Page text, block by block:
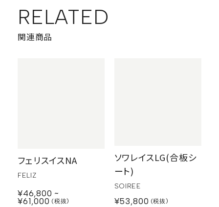
RELATED
関連商品
フェリスイスNA
FELIZ
¥46,800
¥61,000
ソワレイスLG(合板シ
ート)
SOIREE
¥53,800